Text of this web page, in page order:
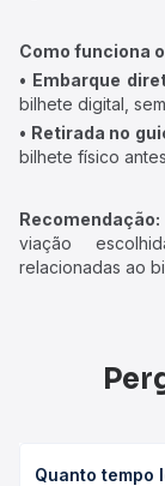
Como funciona
• Embarque
bilhete digital,
• Retirada no
bilhete físico
Recomendação:
viação
relacionadas ao
Quanto tempo